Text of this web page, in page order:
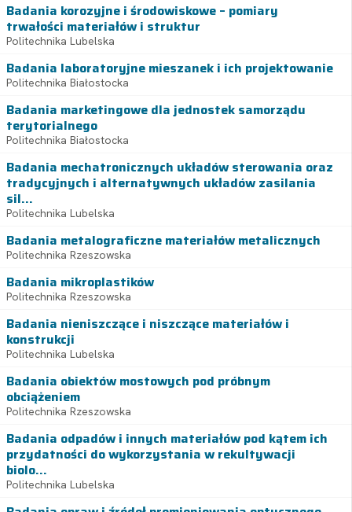
Badania korozyjne i środowiskowe – pomiary
trwałości materiałów i struktur
Politechnika Lubelska
Badania laboratoryjne mieszanek i ich projektowanie
Politechnika Białostocka
Badania marketingowe dla jednostek samorządu
terytorialnego
Politechnika Białostocka
Badania mechatronicznych układów sterowania oraz
tradycyjnych i alternatywnych układów zasilania
sil...
Politechnika Lubelska
Badania metalograficzne materiałów metalicznych
Politechnika Rzeszowska
Badania mikroplastików
Politechnika Rzeszowska
Badania nieniszczące i niszczące materiałów i
konstrukcji
Politechnika Lubelska
Badania obiektów mostowych pod próbnym
obciążeniem
Politechnika Rzeszowska
Badania odpadów i innych materiałów pod kątem ich
przydatności do wykorzystania w rekultywacji
biolo...
Politechnika Lubelska